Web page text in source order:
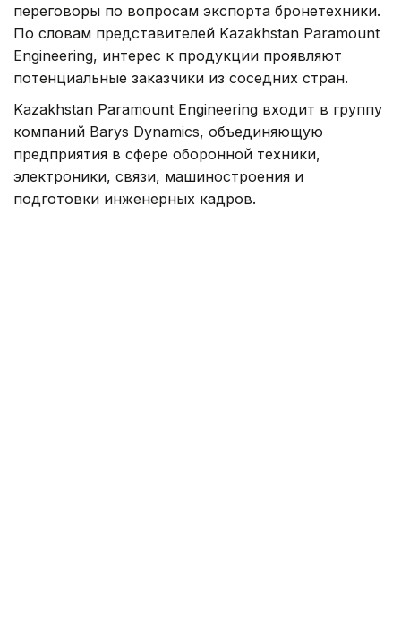
переговоры по вопросам экспорта бронетехники.
По словам представителей Kazakhstan Paramount
Engineering, интерес к продукции проявляют
потенциальные заказчики из соседних стран.
Kazakhstan Paramount Engineering входит в группу
компаний Barys Dynamics, объединяющую
предприятия в сфере оборонной техники,
электроники, связи, машиностроения и
подготовки инженерных кадров.